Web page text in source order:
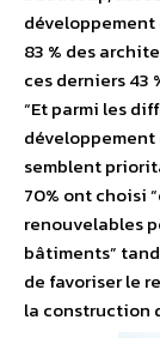
développement
83 % des
ces derniers 43
“Et parmi les
développement
semblent
70% ont choisi
renouvelables
bâtiments”
de favoriser le
la construction